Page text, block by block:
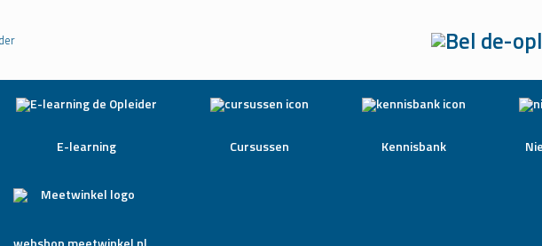
E-learning Cursussen Kennisbank